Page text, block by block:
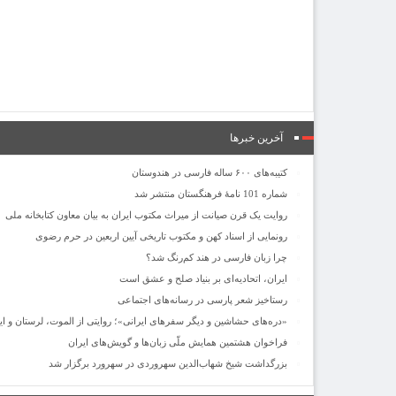
آخرین خبرها
کتیبه‌های ۶۰۰ ساله فارسی در هندوستان
شماره 101 نامۀ فرهنگستان منتشر شد
روایت یک قرن صیانت از میراث مکتوب ایران به بیان معاون کتابخانه ملی
رونمایی از اسناد کهن و مکتوب تاریخی آیین اربعین در حرم رضوی
چرا زبان فارسی در هند کم‌رنگ شد؟
ایران، اتحادیه‌ای بر بنیاد صلح و عشق است
رستاخیز شعر پارسی در رسانه‌های اجتماعی
«دره‌های حشاشین و دیگر سفرهای ایرانی»؛ روایتی از الموت، لرستان و
فراخوان هشتمین همایش ملّی زبان‌ها و گویش‌های ایران
بزرگداشت شیخ شهاب‌الدین سهروردی در سهرورد برگزار شد